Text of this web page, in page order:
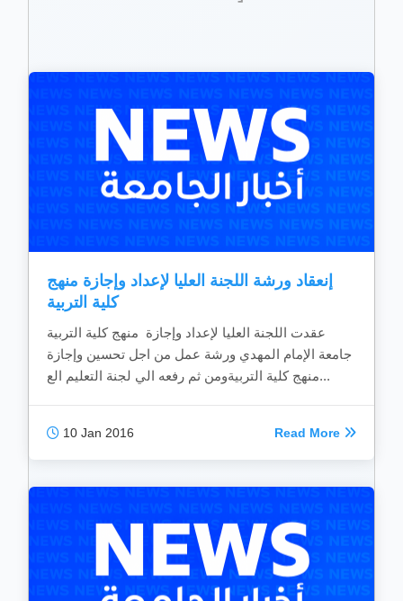
إنعقاد ورشة اللجنة العليا لإعداد وإجازة منهج
كلية التربية
عقدت اللجنة العليا لإعداد وإجازة منهج كلية التربية
جامعة الإمام المهدي ورشة عمل من اجل تحسين وإجازة
منهج كلية التربيةومن ثم رفعه الي لجنة التعليم الع...
10 Jan 2016 Read More